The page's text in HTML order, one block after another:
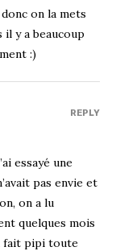
on la mets
y a beaucoup
:)
essayé une
pas envie et
on a lu
quelques mois
fait pipi toute
REPLY